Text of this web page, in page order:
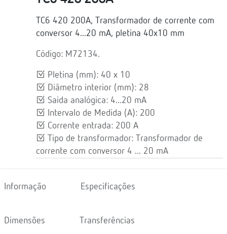
TC6 420 200A, Transformador de corrente com
conversor 4...20 mA, pletina 40x10 mm
Código: M72134.
Pletina (mm): 40 x 10
Diâmetro interior (mm): 28
Saida analógica: 4...20 mA
Intervalo de Medida (A): 200
Corrente entrada: 200 A
Tipo de transformador: Transformador de
corrente com conversor 4 ... 20 mA
Informação Especificações
Dimensões Transferências